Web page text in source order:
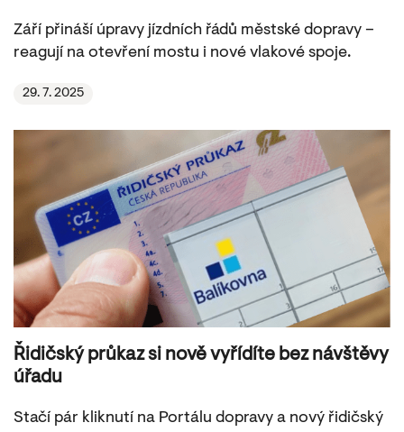
Září přináší úpravy jízdních řádů městské dopravy –
reagují na otevření mostu i nové vlakové spoje.
29. 7. 2025
Řidičský průkaz si nově vyřídíte bez návštěvy
úřadu
Stačí pár kliknutí na Portálu dopravy a nový řidičský